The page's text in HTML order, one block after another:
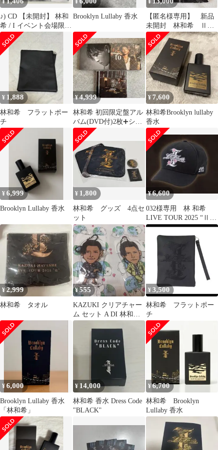
¥
♪) CD 【未開封】 林和
希 / I イベント会場限定
盤 ［DOBERMAN
INFINITY］ [30]
¥
Brooklyn Lullaby 香水
¥
【匿名様専用】 新品
未開封 林和希 Ⅱ
ZIPパーカー L
¥ 1,888
林和希 フラットポー
チ
¥4,999
林和希 初回限定盤アル
バム(DVD付)2枚➕シン
グル1枚セット
¥ 7,600
林和希Brooklyn lullaby
香水
¥6,999
Brooklyn Lullaby 香水
¥ 1,800
林和希 グッズ 4点セ
ット
¥6,600
032様専用 林 和希
LIVE TOUR 2025 “Ⅱ”
キャップ
¥2,999
林和希 タオル
¥555
KAZUKI クリアチャー
ム セット A DI 林和希
※最終値
¥ 3,500
林和希 フラットポー
チ
¥6,000
Brooklyn Lullaby 香水
「林和希」
¥ 14,000
林和希 香水 Dress Code
"BLACK"
¥6,700
林和希 Brooklyn
Lullaby 香水